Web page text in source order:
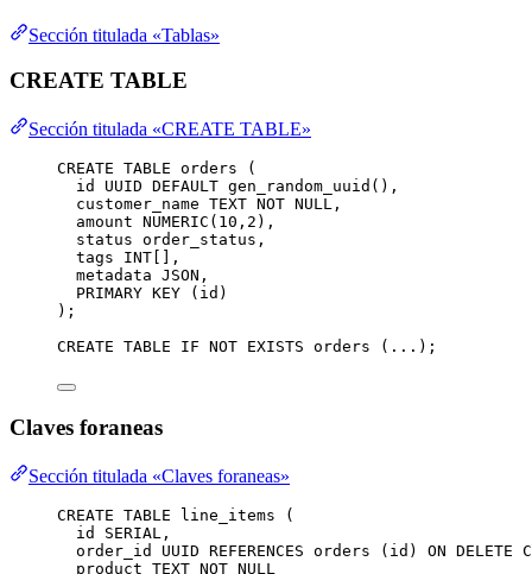
Sección titulada «Tablas»
CREATE TABLE
Sección titulada «CREATE TABLE»
CREATE TABLE orders (
id UUID DEFAULT gen_random_uuid(),
customer_name TEXT NOT NULL ,
amount NUMERIC ( 10 , 2 ),
status order_status,
tags INT [],
metadata JSON ,
PRIMARY KEY (id)
);
CREATE TABLE IF NOT EXISTS orders (...);
Claves foraneas
Sección titulada «Claves foraneas»
CREATE TABLE line_items (
id SERIAL ,
order_id UUID REFERENCES orders (id) ON DELETE
product TEXT NOT NULL